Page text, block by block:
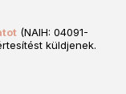
(NAIH: 04091-
küldjenek.